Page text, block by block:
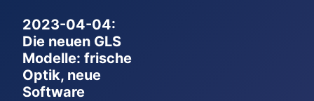
2023-04-04:
Die neuen GLS
Modelle: frische
Optik, neue
Software